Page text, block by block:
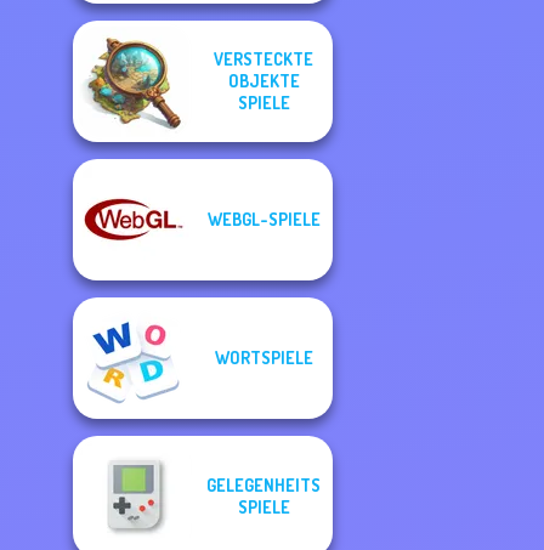
VERSTECKTE
OBJEKTE
SPIELE
WEBGL-SPIELE
WORTSPIELE
GELEGENHEITS
SPIELE